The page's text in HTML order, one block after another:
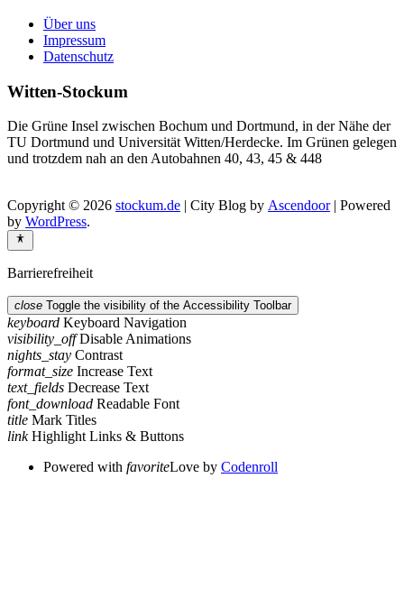
Über uns
Impressum
Datenschutz
Witten-Stockum
Die Grüne Insel zwischen Bochum und Dortmund, in der Nähe der
TU Dortmund und Universität Witten/Herdecke. Im Grünen gelegen
und trotzdem nah an den Autobahnen 40, 43, 45 & 448
Copyright © 2026 stockum.de | City Blog by Ascendoor| Powered
by WordPress.
Barrierefreiheit
close Toggle the visibility of the Accessibility Toolbar
keyboard Keyboard Navigation
visibility_off Disable Animations
nights_stay Contrast
format_size Increase Text
text_fields Decrease Text
font_download Readable Font
title Mark Titles
link Highlight Links & Buttons
Powered with favoriteLove by Codenroll